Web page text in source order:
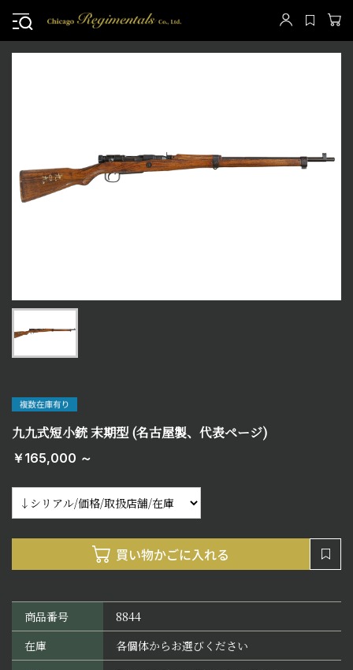
九九式短小銃 末期型 (名古屋製、代表ページ)
￥165,000 ～
商品番号
8844
在庫
各個体からお選びください